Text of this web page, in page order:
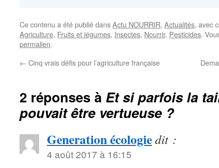
Ce contenu a été publié dansActu NOURRIR, Actualités, avec
Agriculture, Fruits et légumes, Insectes, Nourrir, Pesticides.
permalien.
← Cinq vrais défis pour l’agriculture française
2 réponses à Et si parfois la
pouvait être vertueuse ?
Generation écologiedit :
4 août 2017 à 16:15